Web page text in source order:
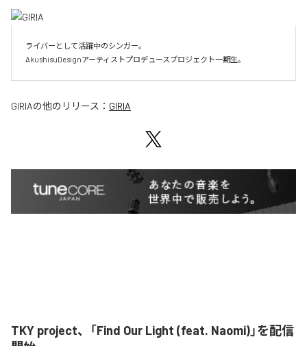
ライバーとして活躍中のシンガー。
AkushisuDesignアーティストプロデュースプロジェクト一期生。
GIRIAの他のリリース： GIRIA
TKY project、「Find Our Light (feat. Naomi)」を配信